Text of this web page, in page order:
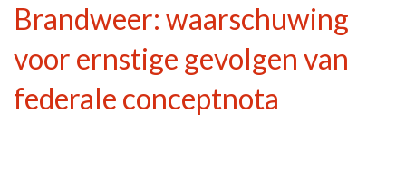
Brandweer: waarschuwing
voor ernstige gevolgen van
federale conceptnota